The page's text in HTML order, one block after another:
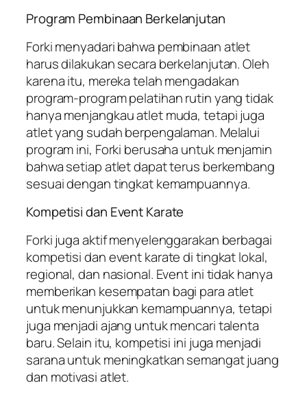
Program Pembinaan Berkelanjutan
Forki menyadari bahwa pembinaan atlet
harus dilakukan secara berkelanjutan. Oleh
karena itu, mereka telah mengadakan
program-program pelatihan rutin yang tidak
hanya menjangkau atlet muda, tetapi juga
atlet yang sudah berpengalaman. Melalui
program ini, Forki berusaha untuk menjamin
bahwa setiap atlet dapat terus berkembang
sesuai dengan tingkat kemampuannya.
Kompetisi dan Event Karate
Forki juga aktif menyelenggarakan berbagai
kompetisi dan event karate di tingkat lokal,
regional, dan nasional. Event ini tidak hanya
memberikan kesempatan bagi para atlet
untuk menunjukkan kemampuannya, tetapi
juga menjadi ajang untuk mencari talenta
baru. Selain itu, kompetisi ini juga menjadi
sarana untuk meningkatkan semangat juang
dan motivasi atlet.